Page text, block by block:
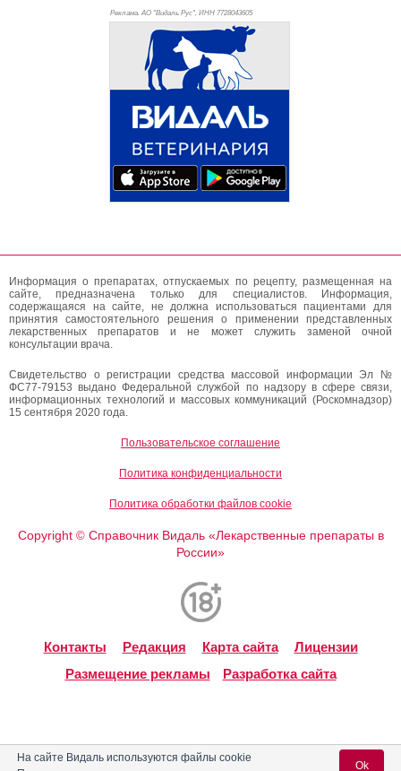
Реклама. АО "Видаль Рус", ИНН 7728043605
Информация о препаратах, отпускаемых по рецепту, размещенная на
сайте, предназначена только для специалистов. Информация,
содержащаяся на сайте, не должна использоваться пациентами для
принятия самостоятельного решения о применении представленных
лекарственных препаратов и не может служить заменой очной
консультации врача.
Свидетельство о регистрации средства массовой информации Эл №
ФС77-79153 выдано Федеральной службой по надзору в сфере связи,
информационных технологий и массовых коммуникаций (Роскомнадзор)
15 сентября 2020 года.
Пользовательское соглашение
Политика конфиденциальности
Политика обработки файлов cookie
Copyright ©Справочник Видаль «Лекарственные препараты в
России»
Контакты Редакция Карта сайта
Лицензии
Размещение рекламы
Разработка сайта
На сайте Видаль используются файлы cookie
Ok